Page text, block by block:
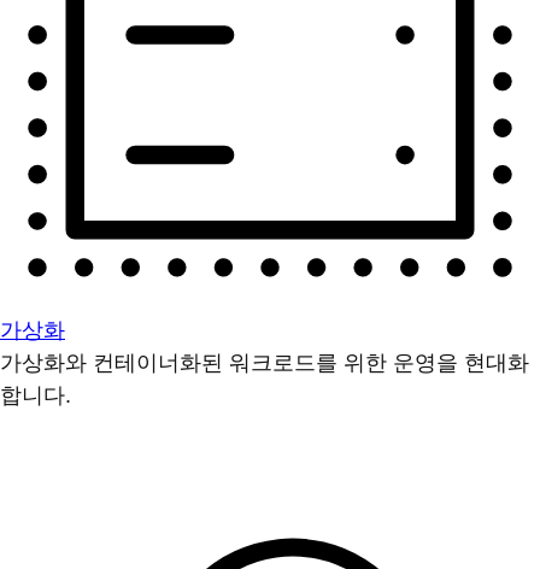
가상화
가상화와 컨테이너화된 워크로드를 위한 운영을 현대화
합니다.